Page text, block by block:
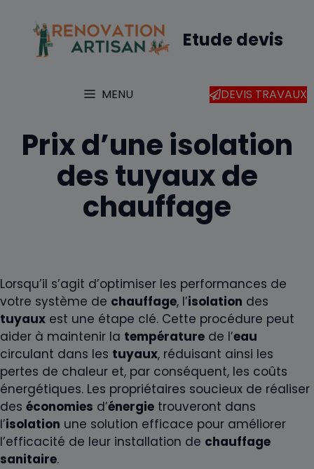
contenu
Etude devis
MENU DEVIS TRAVAUX
Prix d’une isolation
des tuyaux de
chauffage
Lorsqu’il s’agit d’optimiser les performances de
votre système de chauffage, l’isolation des
tuyaux est une étape clé. Cette procédure peut
aider à maintenir la température de l’eau
circulant dans les tuyaux, réduisant ainsi les
pertes de chaleur et, par conséquent, les coûts
énergétiques. Les propriétaires soucieux de réaliser
des économies d’énergie trouveront dans
l’isolation une solution efficace pour améliorer
l’efficacité de leur installation de chauffage
sanitaire.